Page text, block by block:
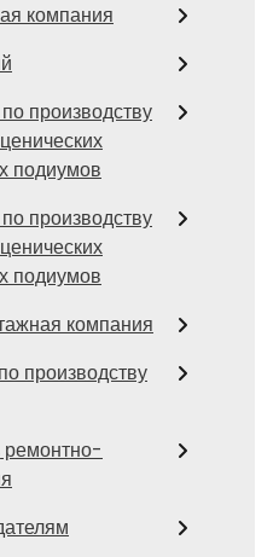
компания
производству
подиумов
производству
подиумов
компания
производству